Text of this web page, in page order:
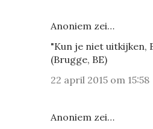
Anoniem zei…
"Kun je niet uitkijken,
(Brugge, BE)
22 april 2015 om 15:58
Anoniem zei…